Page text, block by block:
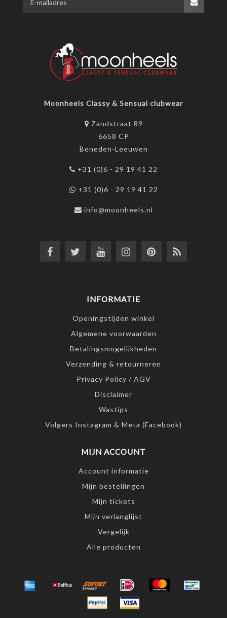
Moonheels Classy & Sensual clubwear
Zandstraat 89
6658 CP
Beneden-Leeuwen
+31 (0)6 - 29 19 41 22
+31 (0)6 - 29 19 41 22
info@moonheels.nl
INFORMATIE
Openingstijden winkel
Algemene voorwaarden
Betalingsmogelijkheden
Verzending & retourneren
Privacy Policy / AGV
Disclaimer
Wastips
Volgers Instagram & Meta (Facebook)
MIJN ACCOUNT
Account informatie
Mijn bestellingen
Mijn tickets
Mijn verlanglijst
Vergelijk
Alle producten